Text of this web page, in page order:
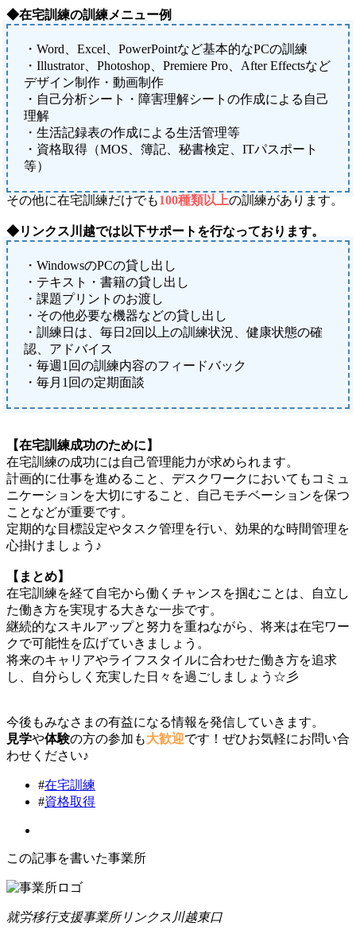
◆在宅訓練の訓練メニュー例
・Word、Excel、PowerPointなど基本的なPCの訓練
・Illustrator、Photoshop、Premiere Pro、After Effectsなど
デザイン制作・動画制作
・自己分析シート・障害理解シートの作成による自己
理解
・生活記録表の作成による生活管理等
・資格取得（MOS、簿記、秘書検定、ITパスポート
等）
その他に在宅訓練だけでも100種類以上の訓練があります。
◆リンクス川越では以下サポートを行なっております。
・WindowsのPCの貸し出し
・テキスト・書籍の貸し出し
・課題プリントのお渡し
・その他必要な機器などの貸し出し
・訓練日は、毎日2回以上の訓練状況、健康状態の確
認、アドバイス
・毎週1回の訓練内容のフィードバック
・毎月1回の定期面談
【在宅訓練成功のために】
在宅訓練の成功には自己管理能力が求められます。
計画的に仕事を進めること、デスクワークにおいてもコミュ
ニケーションを大切にすること、自己モチベーションを保つ
ことなどが重要です。
定期的な目標設定やタスク管理を行い、効果的な時間管理を
心掛けましょう♪
【まとめ】
在宅訓練を経て自宅から働くチャンスを掴むことは、自立し
た働き方を実現する大きな一歩です。
継続的なスキルアップと努力を重ねながら、将来は在宅ワー
クで可能性を広げていきましょう。
将来のキャリアやライフスタイルに合わせた働き方を追求
し、自分らしく充実した日々を過ごしましょう☆彡
今後もみなさまの有益になる情報を発信していきます。
見学や体験の方の参加も大歓迎です！ぜひお気軽にお問い合
わせください♪
#在宅訓練
#資格取得
この記事を書いた事業所
就労移行支援事業所リンクス川越東口